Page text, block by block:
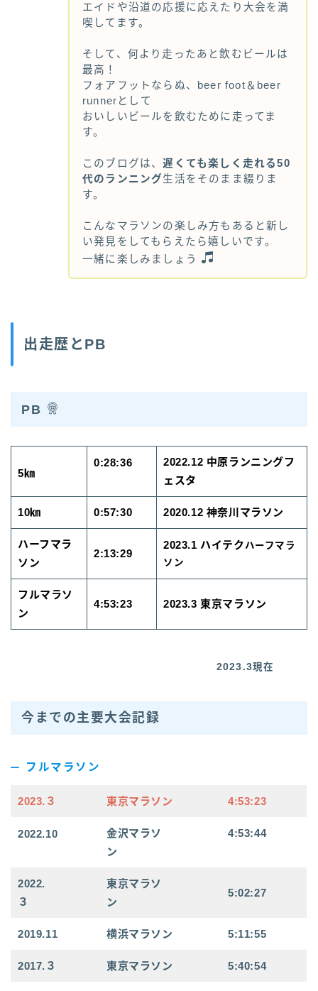
エイドや沿道の応援に応えたり大会を満
喫してます。
そして、何より走ったあと飲むビールは
最高！
フォアフットならぬ、beer foot＆beer
runnerとして
おいしいビールを飲むために走ってま
す。
このブログは、遅くても楽しく走れる50
代のランニング生活をそのまま綴りま
す。
こんなマラソンの楽しみ方もあると新し
い発見をしてもらえたら嬉しいです。
一緒に楽しみましょう
出走歴とPB
PB
5㎞
0:28:36
2022.12 中原ランニングフ
ェスタ
10㎞ 0:57:30 2020.12 神奈川マラソン
ハーフマラ
ソン
2:13:29
2023.1 ハイテク ハーフマラ
ソン
フルマラソ
ン
4:53:23 2023.3 東京マラソン
2023.3現在
今までの主要大会記録
フルマラソン
2023.３ 東京マラソン 4:53:23
2022.10
金沢マラソ
ン
4:53:44
2022.
３
東京マラソ
ン
5:02:27
2019.11 横浜マラソン 5:11:55
2017.３ 東京マラソン 5:40:54